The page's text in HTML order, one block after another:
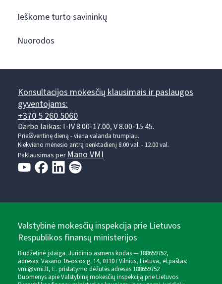
Ieškome turto savininkų
Nuorodos
Konsultacijos mokesčių klausimais ir paslaugos
gyventojams:
+370 5 260 5060
Darbo laikas: I-IV 8.00-17.00, V 8.00-15.45.
Prieššventinę dieną - viena valanda trumpiau.
Kiekvieno mėnesio antrą penktadienį 8.00 val. - 12.00 val.
Paklausimas perMano VMI
Valstybinė mokesčių inspekcija prie Lietuvos
Respublikos finansų ministerijos
Biudžetinė įstaiga. Juridinio asmens kodas — 188659752,
adresas: Vasario 16-osios g. 14, 01107 Vilnius, Lietuva, el.paštas:
vmi@vmi.lt, E. pristatymo dėžutės adresas 188659752
Duomenys apie Valstybinę mokesčių inspekciją prie Lietuvos